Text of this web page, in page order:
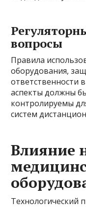
вопросы
Правила
оборудования,
ответственности
аспекты должны
контролируемы
систем
Влияние
Технологический